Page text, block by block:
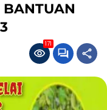
BANTUAN
171